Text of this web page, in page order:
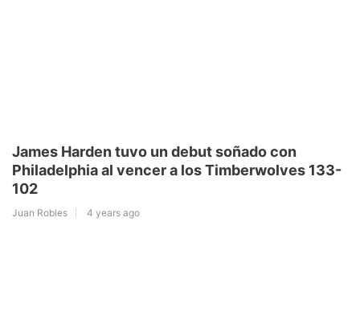
James Harden tuvo un debut soñado con
Philadelphia al vencer a los Timberwolves 133-
102
Juan Robles 4 years ago